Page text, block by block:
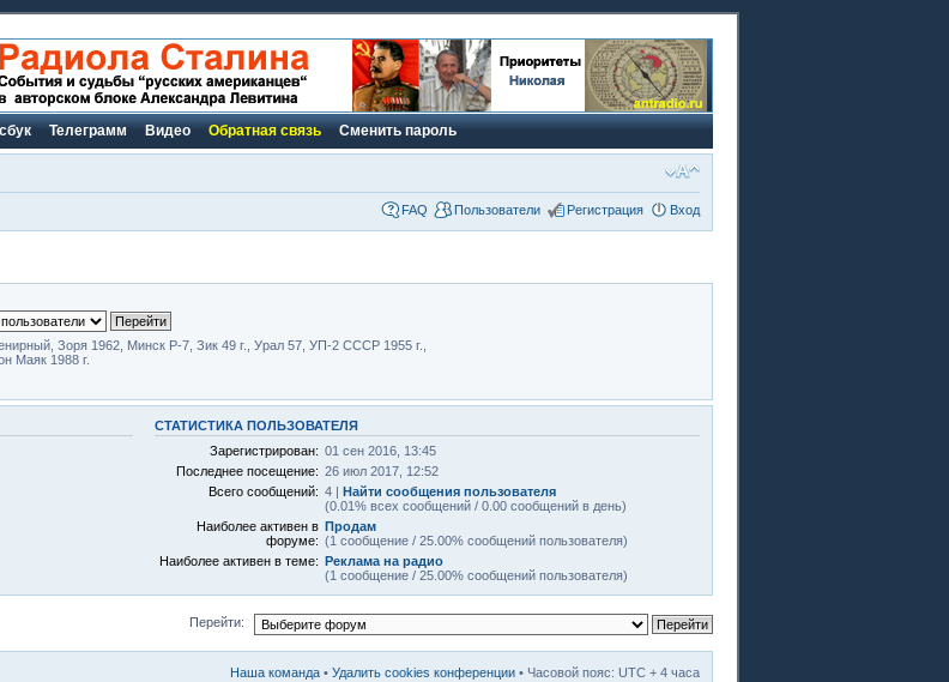
Телеграмм Видео Обратная связь Сменить пароль
FAQ Пользователи Регистрация Вход
Зоря 1962, Минск Р-7, Зик 49 г., Урал 57, УП-2 СССР 1955 г.,
Маяк 1988 г.
СТАТИСТИКА ПОЛЬЗОВАТЕЛЯ
Зарегистрирован: 01 сен 2016, 13:45
Последнее посещение: 26 июл 2017, 12:52
Всего сообщений: 4 | Найти сообщения пользователя
(0.01% всех сообщений / 0.00 сообщений в день)
Наиболее активен в
форуме:
Продам
(1 сообщение / 25.00% сообщений пользователя)
Наиболее активен в теме: Реклама на радио
(1 сообщение / 25.00% сообщений пользователя)
Перейти:
Наша команда • Удалить cookies конференции • Часовой пояс: UTC + 4 часа